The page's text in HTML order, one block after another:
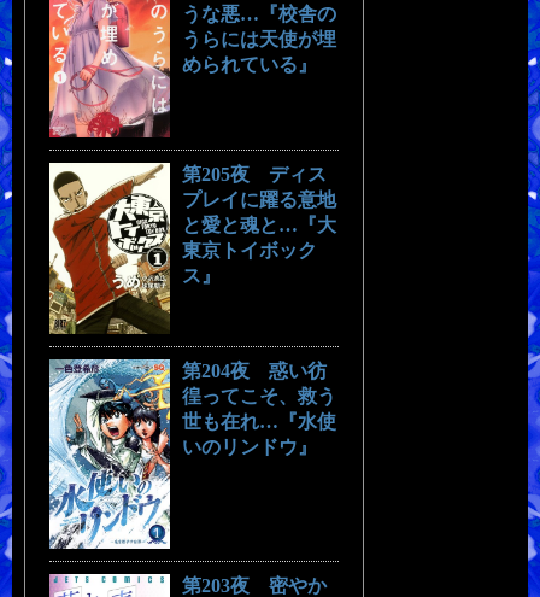
うな悪…『校舎の
うらには天使が埋
められている』
第205夜 ディス
プレイに躍る意地
と愛と魂と…『大
東京トイボック
ス』
第204夜 惑い彷
徨ってこそ、救う
世も在れ…『水使
いのリンドウ』
第203夜 密やか